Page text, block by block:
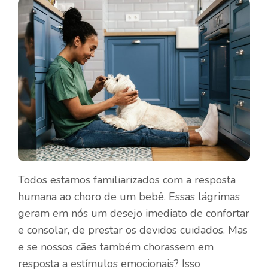
Todos estamos familiarizados com a resposta
humana ao choro de um bebê. Essas lágrimas
geram em nós um desejo imediato de confortar
e consolar, de prestar os devidos cuidados. Mas
e se nossos cães também chorassem em
resposta a estímulos emocionais? Isso